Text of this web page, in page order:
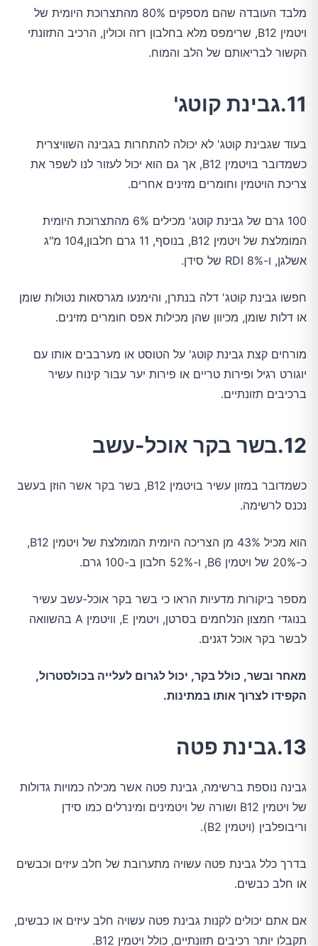
מלבד העובדה שהם מספקים 80% מהתצרוכת היומית של
ויטמין B12, שרימפס מלא בחלבון רזה וכולין, הרכיב התזונתי
הקשור לבריאותם של הלב והמוח.
11.גבינת קוטג'
בעוד שגבינת קוטג' לא יכולה להתחרות בגבינה השוויצרית
כשמדובר בויטמין B12, אך גם הוא יכול לעזור לנו לשפר את
צריכת הויטמין וחומרים מזינים אחרים.
100 גרם של גבינת קוטג' מכילים 6% מהתצרוכת היומית
המומלצת של ויטמין B12, בנוסף, 11 גרם חלבון,104 מ"ג
אשלגן, ו-8% RDI של סידן.
חפשו גבינת קוטג' דלה בנתרן, והימנעו מגרסאות נטולות שומן
או דלות שומן, מכיוון שהן מכילות אפס חומרים מזינים.
מורחים קצת גבינת קוטג' על הטוסט או מערבבים אותו עם
יוגורט רגיל ופירות טריים או פירות יער עבור קינוח עשיר
ברכיבים תזונתיים.
12.בשר בקר אוכל-עשב
כשמדובר במזון עשיר בויטמין B12, בשר בקר אשר הוזן בעשב
נכנס לרשימה.
הוא מכיל 43% מן הצריכה היומית המומלצת של ויטמין B12,
כ-20% של ויטמין B6, ו-52% חלבון ב-100 גרם.
מספר ביקורות מדעיות הראו כי בשר בקר אוכל-עשב עשיר
בנוגדי חמצון הנלחמים בסרטן, ויטמין E, וויטמין A בהשוואה
לבשר בקר אוכל דגנים.
מאחר ובשר, כולל בקר, יכול לגרום לעלייה בכולסטרול,
הקפידו לצרוך אותו במתינות.
13.גבינת פטה
גבינה נוספת ברשימה, גבינת פטה אשר מכילה כמויות גדולות
של ויטמין B12 ושורה של ויטמינים ומינרלים כמו סידן
וריבופלבין (ויטמין B2).
בדרך כלל גבינת פטה עשויה מתערובת של חלב עיזים וכבשים
או חלב כבשים.
אם אתם יכולים לקנות גבינת פטה עשויה חלב עיזים או כבשים,
תקבלו יותר רכיבים תזונתיים, כולל ויטמין B12.